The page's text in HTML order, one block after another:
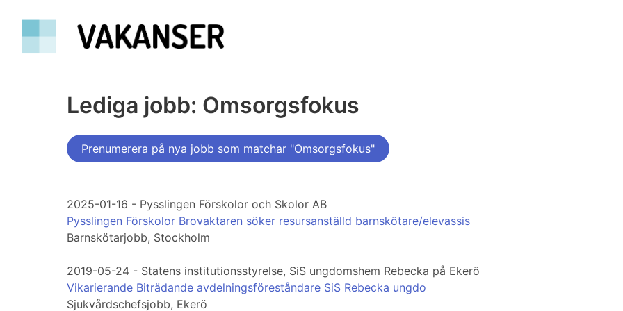
Lediga jobb: Omsorgsfokus
Prenumerera på nya jobb som matchar "Omsorgsfokus"
2025-01-16 - Pysslingen Förskolor och Skolor AB
Pysslingen Förskolor Brovaktaren söker resursanställd barnskötare/elevassis
Barnskötarjobb, Stockholm
2019-05-24 - Statens institutionsstyrelse, SiS ungdomshem Rebecka på Ekerö
Vikarierande Biträdande avdelningsföreståndare SiS Rebecka ungdo
Sjukvårdschefsjobb, Ekerö